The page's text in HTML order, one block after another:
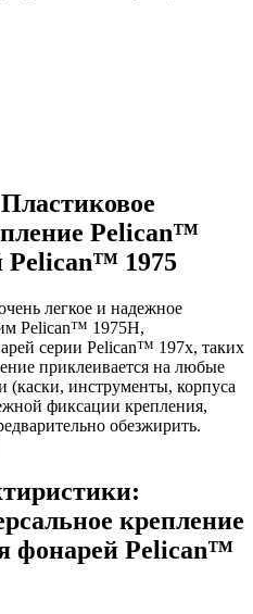
Pelican™
Pelican™ 1975
легкое и надежное
Pelican™ 1975H,
серии Pelican™ 197х, таких
приклеивается на любые
(каски, инструменты, корпуса
фиксации крепления,
обезжирить.
крепление
фонарей Pelican™